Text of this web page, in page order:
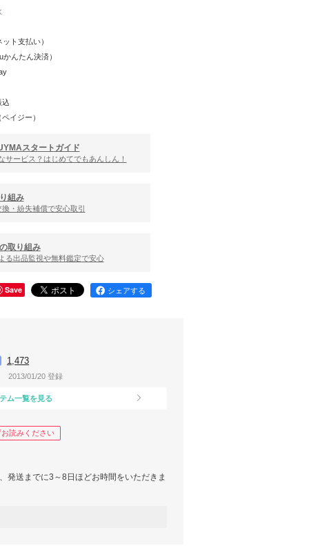
ット支払い）
かんたん決済）
込
イジー）
スタートガイド
サービス？はじめてでもあんしん！
組み
・紛失補償で安心取引
取り組み
る出品監視や無料鑑定で安心
Save シェアする
1,473
2013/01/20 登録
ム一覧を見る
読みください
発送までに3～8日ほどお時間をいただきま
ご了承ください。